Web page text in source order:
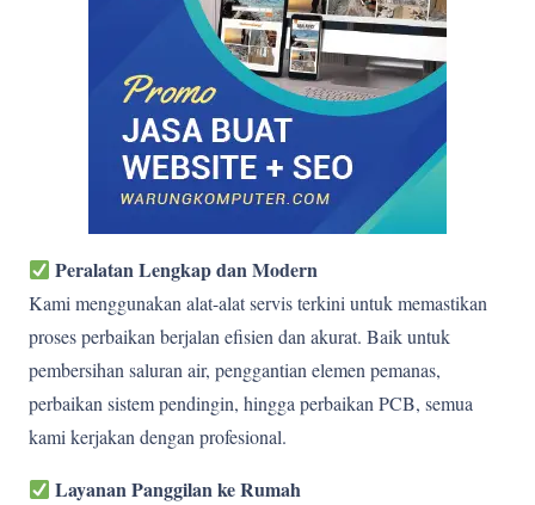
Peralatan Lengkap dan Modern
Kami menggunakan alat-alat servis terkini untuk memastikan
proses perbaikan berjalan efisien dan akurat. Baik untuk
pembersihan saluran air, penggantian elemen pemanas,
perbaikan sistem pendingin, hingga perbaikan PCB, semua
kami kerjakan dengan profesional.
Layanan Panggilan ke Rumah